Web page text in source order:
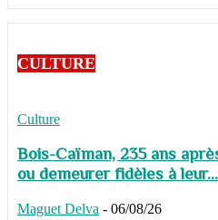
CULTURE
Culture
Bois-Caïman, 235 ans
ou demeurer fidèles à leur...
Maguet Delva - 06/08/26